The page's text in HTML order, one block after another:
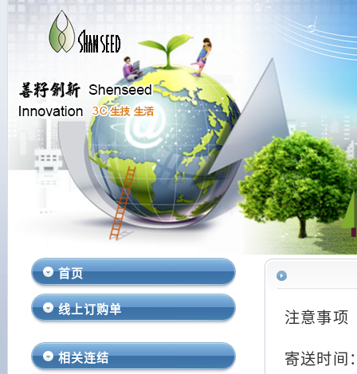
注意事项
寄送时间
首页
线上订购单
相关连结